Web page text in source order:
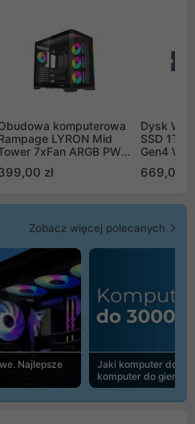
komputerowa
LYRON Mid
7xFan ARGB PWM
zł
Dysk WD
SSD 1TB
Gen4
669,00
Zobacz więcej polecanych
Najlepsze
Jaki komputer do
komputer do gier |